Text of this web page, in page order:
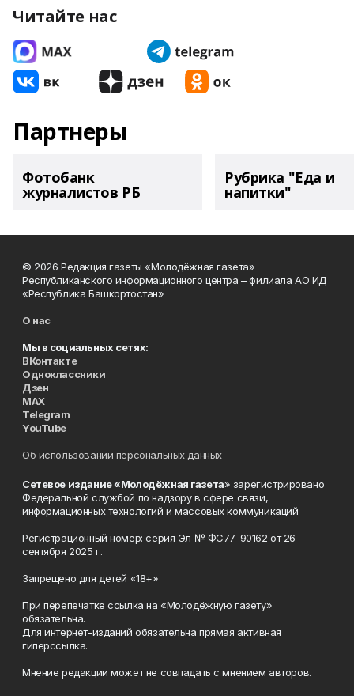
Читайте нас
Партнеры
Фотобанк
журналистов РБ
Рубрика "Еда и
напитки"
© 2026 Редакция газеты «Молодёжная газета»
Республиканского информационного центра – филиала АО ИД
«Республика Башкортостан»
О нас
Мы в социальных сетях:
ВКонтакте
Одноклассники
Дзен
MAX
Telegram
YouTube
Об использовании персональных данных
Сетевое издание «Молодёжная газета» зарегистрировано
Федеральной службой по надзору в сфере связи,
информационных технологий и массовых коммуникаций
Регистрационный номер: серия Эл № ФС77-90162 от 26
сентября 2025 г.
Запрещено для детей «18+»
При перепечатке ссылка на «Молодёжную газету»
обязательна.
Для интернет-изданий обязательна прямая активная
гиперссылка.
Мнение редакции может не совпадать с мнением авторов.